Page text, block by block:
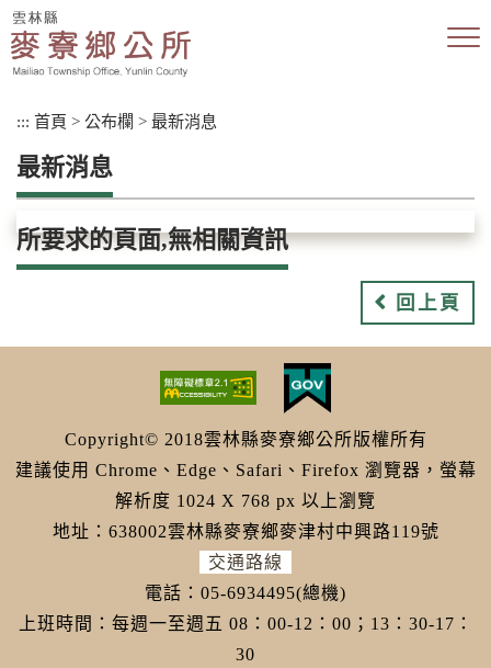
跳
到
主
::: 首頁 > 公布欄 > 最新消息
最新消息
所要求的頁面,無相關資訊
回上頁
Copyright© 2018雲林縣麥寮鄉公所版權所有
建議使用 Chrome、Edge、Safari、Firefox 瀏覽器，螢幕
解析度 1024 X 768 px 以上瀏覽
地址：638002雲林縣麥寮鄉麥津村中興路119號
交通路線
電話：05-6934495(總機)
上班時間：每週一至週五 08：00-12：00；13：30-17：
30